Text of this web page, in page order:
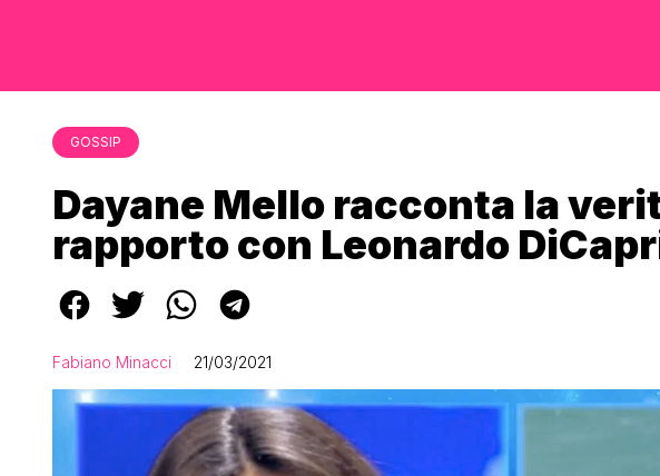
GOSSIP
Dayane Mello racconta la
rapporto con Leonardo
Fabiano Minacci 21/03/2021